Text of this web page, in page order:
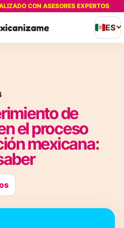
CON ASESORES EXPERTOS
ES
de
el proceso
mexicana: